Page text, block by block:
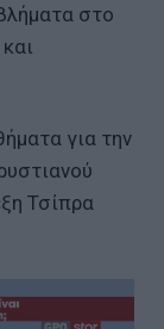
στο
για την
Τσίπρα